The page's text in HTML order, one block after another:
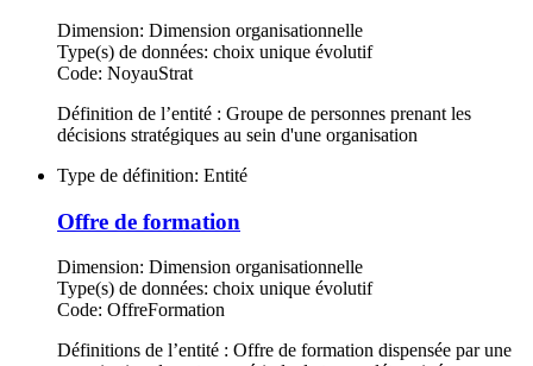
Dimension: Dimension organisationnelle
Type(s) de données: choix unique évolutif
Code: NoyauStrat
Définition de l’entité : Groupe de personnes prenant les
décisions stratégiques au sein d'une organisation
Type de définition: Entité
Offre de formation
Dimension: Dimension organisationnelle
Type(s) de données: choix unique évolutif
Code: OffreFormation
Définitions de l’entité : Offre de formation dispensée par une